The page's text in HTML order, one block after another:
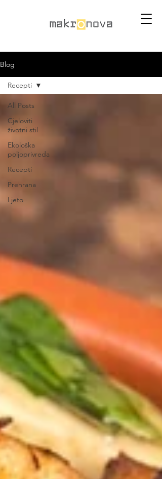
Blog
All Posts
Cjeloviti
životni stil
Ekološka
poljoprivreda
Recepti
Prehrana
Ljeto
Recepti